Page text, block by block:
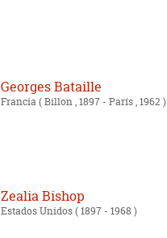
Georges Bataille
Francia( Billon , 1897 - París , 1962 )
Zealia Bishop
Estados Unidos( 1897 - 1968 )